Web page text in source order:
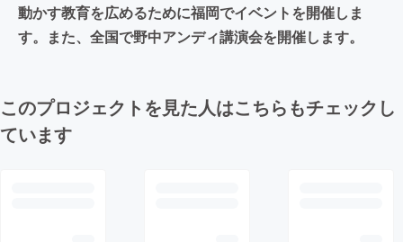
動かす教育を広めるために福岡でイベントを開催しま
す。また、全国で野中アンディ講演会を開催します。
このプロジェクトを見た人はこちらもチェックし
ています